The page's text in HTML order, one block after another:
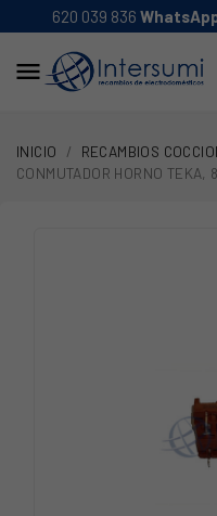
620 039 836

INICIO RECAMBIOS
CONMUTADOR HORNO